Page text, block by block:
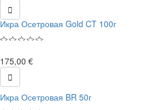

Икра Осетровая Gold CT 100г
175,00 €

Икра Осетровая BR 50г